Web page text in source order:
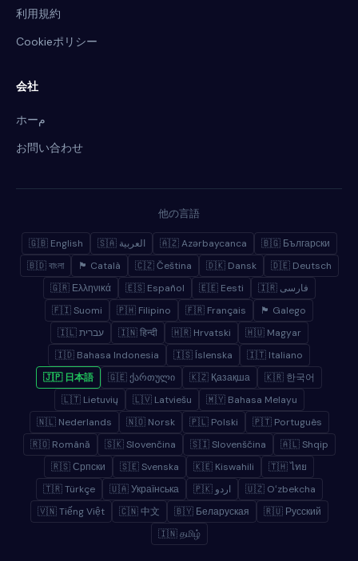
利用規約
Cookieポリシー
会社
ホーم
お問い合わせ
他の言語
🇬🇧 English 🇸🇦 العربية 🇦🇿 Azərbaycanca
🇧🇬 Български
🇧🇩 বাংলা
🏴 Català 🇨🇿 Čeština 🇩🇰 Dansk
🇩🇪 Deutsch
🇬🇷 Ελληνικά
🇪🇸 Español 🇪🇪 Eesti
🇮🇷 فارسی
🇫🇮 Suomi
🇵🇭 Filipino 🇫🇷 Français
🏴 Galego
🇮🇱 עברית
🇮🇳 हिन्दी 🇭🇷 Hrvatski
🇭🇺 Magyar
🇮🇩 Bahasa Indonesia
🇮🇸 Íslenska
🇮🇹 Italiano
🇯🇵 日本語
🇬🇪 ქართული 🇰🇿 Қазақша
🇰🇷 한국어
🇱🇹 Lietuvių
🇱🇻 Latviešu
🇲🇾 Bahasa Melayu
🇳🇱 Nederlands
🇳🇴 Norsk 🇵🇱 Polski
🇵🇹 Português
🇷🇴 Română
🇸🇰 Slovenčina 🇸🇮 Slovenščina
🇦🇱 Shqip
🇷🇸 Српски
🇸🇪 Svenska 🇰🇪 Kiswahili
🇹🇭 ไทย
🇹🇷 Türkçe
🇺🇦 Українська 🇵🇰 اردو
🇺🇿 Oʻzbekcha
🇻🇳 Tiếng Việt
🇨🇳 中文 🇧🇾 Беларуская
🇷🇺 Русский
🇮🇳 தமிழ்